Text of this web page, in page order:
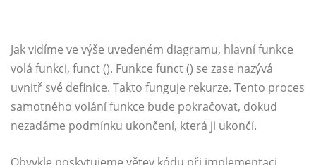
Jak vidíme ve výše uvedeném diagramu, hlavní funkce
volá funkci, funct (). Funkce funct () se zase nazývá
uvnitř své definice. Takto funguje rekurze. Tento proces
samotného volání funkce bude pokračovat, dokud
nezadáme podmínku ukončení, která ji ukončí.